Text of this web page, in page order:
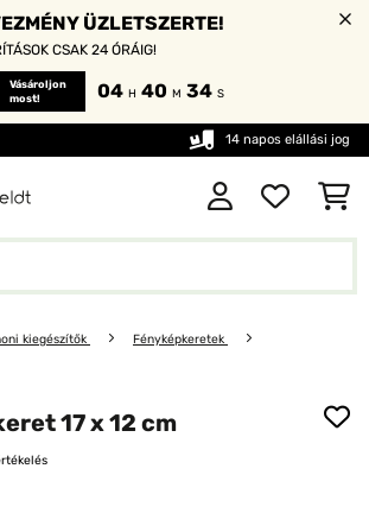
ÜZLETSZERTE!
CSAK 24 ÓRÁIG!
Vásároljon
most!
04 H 40 M 32 S
14 napos elállási jog
kiegészítők Fényképkeretek
17 x 12 cm